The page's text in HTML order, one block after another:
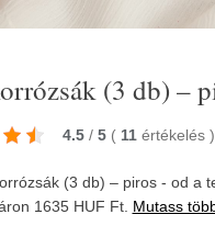
(3 db) –
4.5 / 5 ( 11 értékelés )
(3 db) – piros - od a
1635 HUF Ft. Mutass